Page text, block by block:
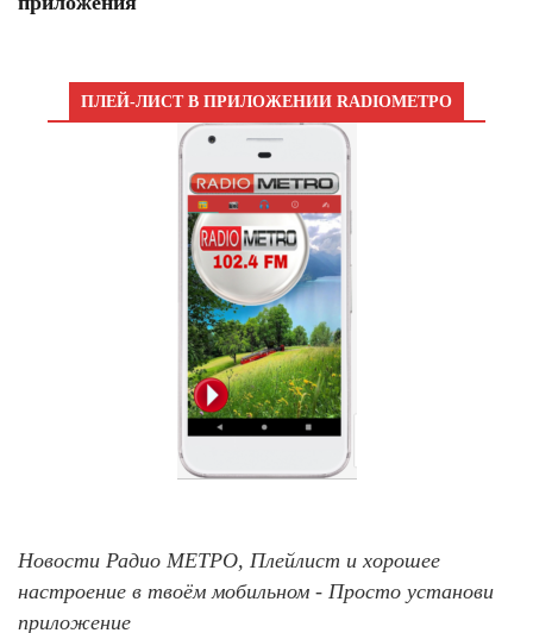
ПЛЕЙ-ЛИСТ В ПРИЛОЖЕНИИ RADIOМЕТРО
Новости Радио МЕТРО, Плейлист и хорошее
настроение в твоём мобильном - Просто установи
приложение